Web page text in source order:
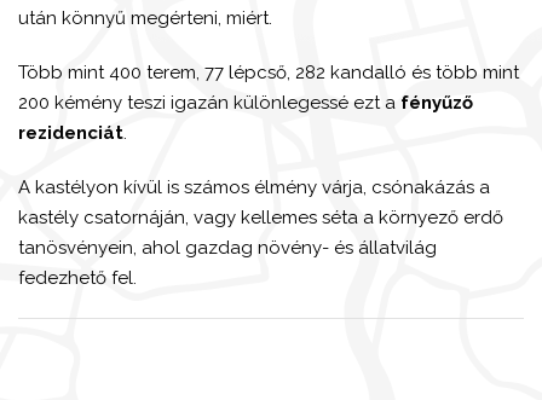
után könnyű megérteni, miért.
Több mint 400 terem, 77 lépcső, 282 kandalló és több mint
200 kémény teszi igazán különlegessé ezt a fényűző
rezidenciát
A kastélyon kívül is számos élmény várja, csónakázás a
kastély csatornáján, vagy kellemes séta a környező erdő
tanösvényein, ahol gazdag növény- és állatvilág
fedezhető fel.